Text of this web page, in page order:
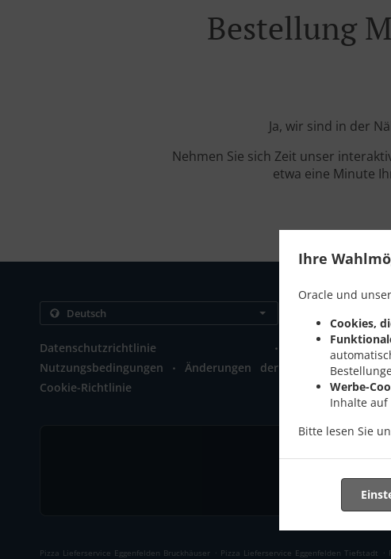
Ihre
Oracle und
Cookies,
Werbe-
Inhalte auf
Bitte lesen Sie
Bestellung
Ja, wir sind in der
Nehmen Sie sich Zeit unser
etwa eine Minute
Datenschutzrichtlinie .
Nutzungsbedingungen .
Änderungen der
Cookie-Richtlinie
Zainach 1,
+49 8721 1618
Pizza Lieferservice Eggenfelden Bruckhäuser . Pizza Lieferservice Eggenfelden Tiefstadt .